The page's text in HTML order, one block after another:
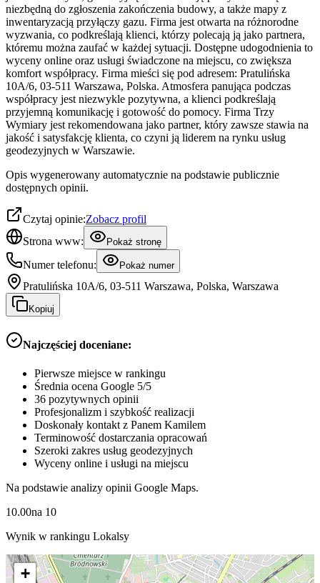
niezbędną do zgłoszenia zakończenia budowy, a także mapy z
inwentaryzacją przyłączy gazu. Firma jest otwarta na różnorodne
wyzwania, co podkreślają klienci, którzy polecają ją jako partnera,
któremu można zaufać w każdej sytuacji. Dostępne udogodnienia to
wyceny online oraz usługi świadczone na miejscu, co zwiększa
komfort współpracy. Firma mieści się pod adresem: Pratulińska
10A/6, 03-511 Warszawa, Polska. Atmosfera panująca podczas
współpracy jest niezwykle pozytywna, a klienci podkreślają
przyjemną komunikację i gotowość do pomocy. Firma Trzy
Wymiary jest rekomendowana jako partner, który zawsze stawia na
jakość i satysfakcję klienta, co czyni ją liderem na rynku usług
geodezyjnych w Warszawie.
Opis wygenerowany automatycznie na podstawie publicznie
dostępnych opinii.
Czytaj opinie:Zobacz profil
Strona www:
Pokaż stronę
Numer telefonu: Pokaż numer
Pratulińska 10A/6, 03-511 Warszawa, Polska, Warszawa
Kopiuj
Najczęściej doceniane:
Pierwsze miejsce w rankingu
Średnia ocena Google 5/5
36 pozytywnych opinii
Profesjonalizm i szybkość realizacji
Doskonały kontakt z Panem Kamilem
Terminowość dostarczania opracowań
Szeroki zakres usług geodezyjnych
Wyceny online i usługi na miejscu
Na podstawie analizy opinii Google Maps.
10.00na 10
Wynik w rankingu Lokalsy
+